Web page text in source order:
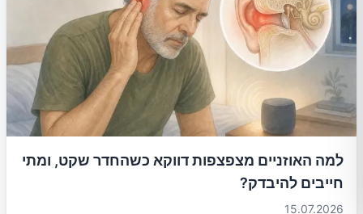
למה האוזניים מצפצפות דווקא כשהחדר שקט, ומתי
חייבים להיבדק?
15.07.2026